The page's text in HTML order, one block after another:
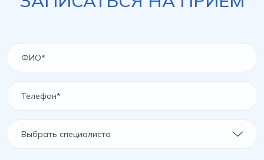
Выбрать специалиста